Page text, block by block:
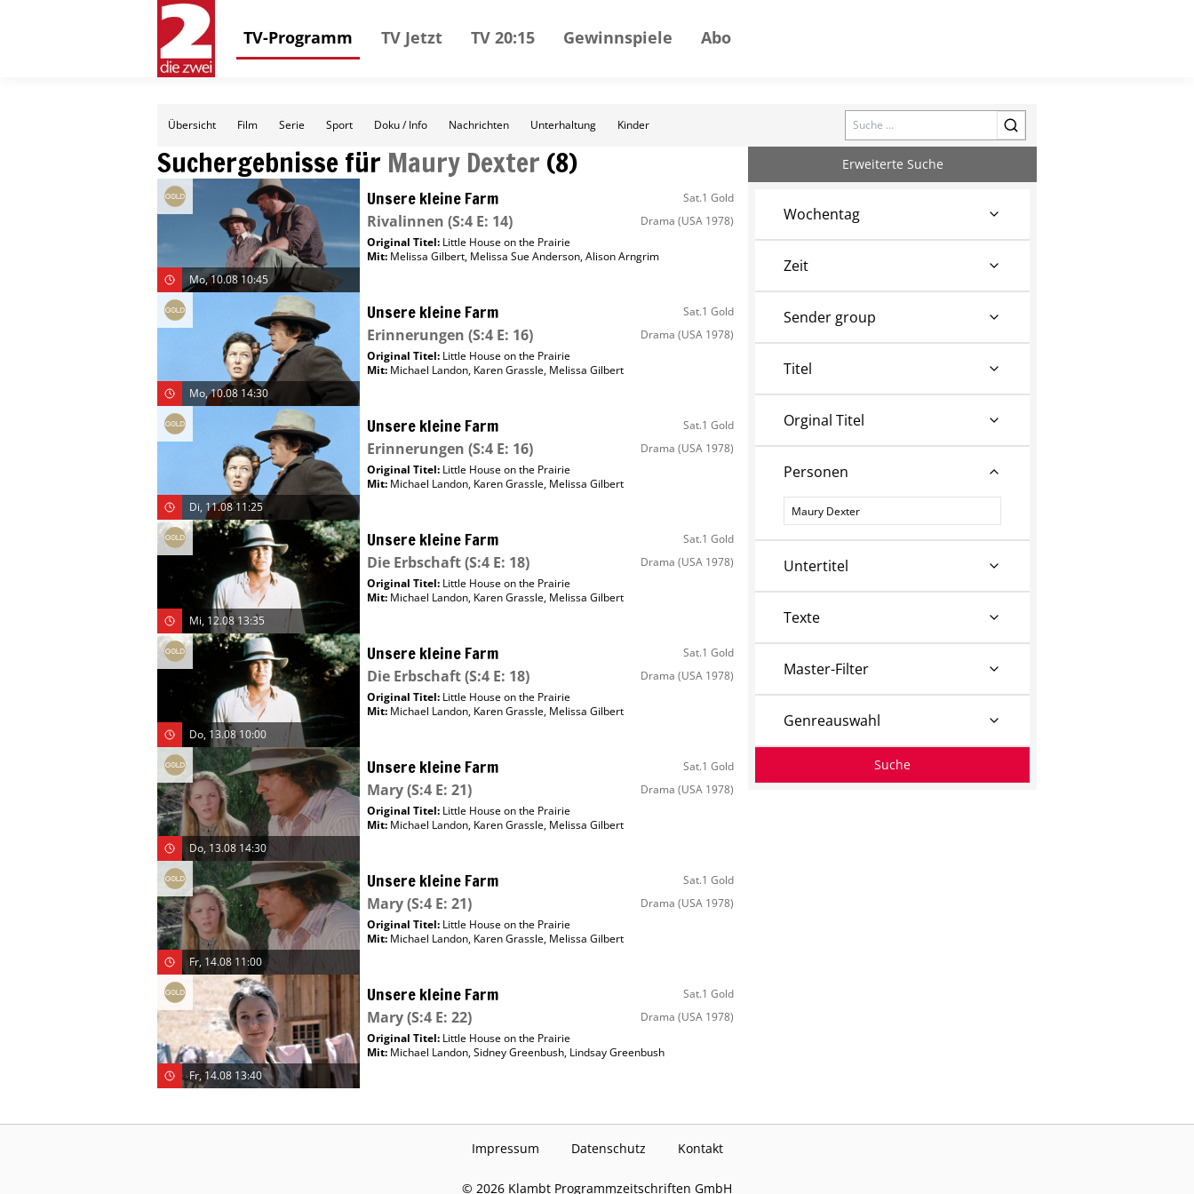
TV-Programm TV Jetzt TV 20:15 Gewinnspiele Abo
Übersicht Film Serie Sport Doku / Info Nachrichten Unterhaltung Kinder Search
Suchergebnisse für Maury Dexter (8)
Mo, 10.08 10:45
Unsere kleine Farm Sat.1 Gold
Rivalinnen (S:4 E: 14) Drama (USA 1978)
Original Titel: Little House on the Prairie
Mit: Melissa Gilbert, Melissa Sue Anderson,Alison Arngrim
Mo, 10.08 14:30
Unsere kleine Farm Sat.1 Gold
Erinnerungen (S:4 E: 16) Drama (USA 1978)
Original Titel: Little House on the Prairie
Mit: Michael Landon, Karen Grassle, Melissa Gilbert
Di, 11.08 11:25
Unsere kleine Farm Sat.1 Gold
Erinnerungen (S:4 E: 16) Drama (USA 1978)
Original Titel: Little House on the Prairie
Mit: Michael Landon, Karen Grassle, Melissa Gilbert
Mi, 12.08 13:35
Unsere kleine Farm Sat.1 Gold
Die Erbschaft(S:4 E: 18) Drama (USA 1978)
Original Titel: Little House on the Prairie
Mit: Michael Landon, Karen Grassle, Melissa Gilbert
Do, 13.08 10:00
Unsere kleine Farm Sat.1 Gold
Die Erbschaft(S:4 E: 18) Drama (USA 1978)
Original Titel: Little House on the Prairie
Mit: Michael Landon, Karen Grassle, Melissa Gilbert
Do, 13.08 14:30
Unsere kleine Farm Sat.1 Gold
Mary(S:4 E: 21) Drama (USA 1978)
Original Titel: Little House on the Prairie
Mit: Michael Landon, Karen Grassle, Melissa Gilbert
Fr, 14.08 11:00
Unsere kleine Farm Sat.1 Gold
Mary(S:4 E: 21) Drama (USA 1978)
Original Titel: Little House on the Prairie
Mit: Michael Landon, Karen Grassle, Melissa Gilbert
Fr, 14.08 13:40
Unsere kleine Farm Sat.1 Gold
Mary(S:4 E: 22) Drama (USA 1978)
Original Titel: Little House on the Prairie
Mit: Michael Landon,Sidney Greenbush, Lindsay Greenbush
Erweiterte Suche
Wochentag
Zeit
Sender group
Titel
Orginal Titel
Personen
Personen
Untertitel
Texte
Master-Filter
Genreauswahl
Suche
Impressum Datenschutz Kontakt
© 2026 Klambt Programmzeitschriften GmbH